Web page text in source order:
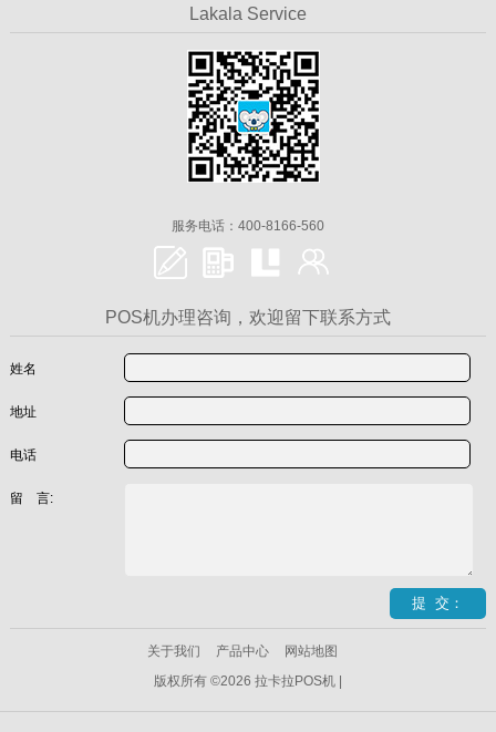
Lakala Service
服务电话：400-8166-560
POS机办理咨询，欢迎留下联系方式
姓名
地址
电话
留 言:
关于我们 产品中心
网站地图
版权所有 ©2026 拉卡拉POS机 |